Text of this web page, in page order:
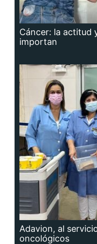
Cáncer: la actitud
importan
Adavion, al
oncológicos